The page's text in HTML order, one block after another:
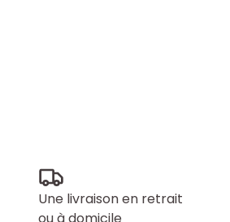
Une livraison en retrait